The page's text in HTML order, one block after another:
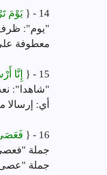
14 - { يَوْمَ
"يوم": ظرف
معطوفة
15 - { إِنَّا
"شاهدا":
أي:
16 - { فَعَصَى
جملة
جملة